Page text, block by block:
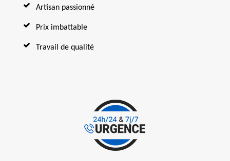
Artisan passionné
Prix imbattable
Travail de qualité